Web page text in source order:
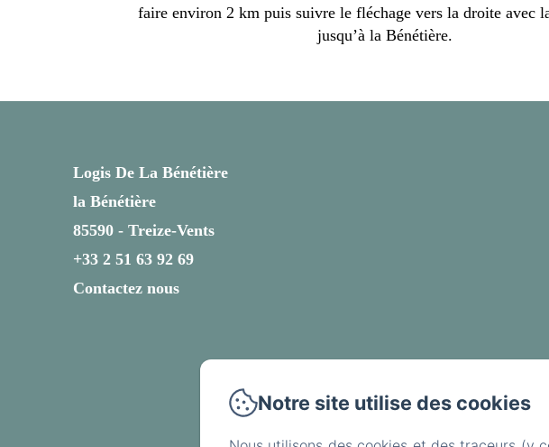
faire environ 2 km puis suivre le fléchage vers la droite avec
jusqu’à la Bénétière.
Logis De La Bénétière
la Bénétière
85590 - Treize-Vents
+33 2 51 63 92 69
Contactez nous
Notre site utilise des cookies